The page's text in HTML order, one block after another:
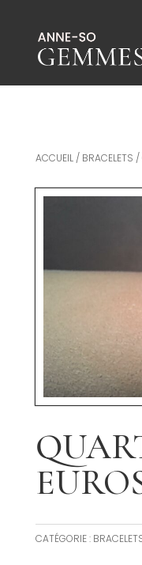
ACCUEIL/ BRACELETS /
CATÉGORIE :